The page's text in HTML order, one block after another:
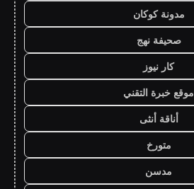
مدونة كوكان
صحيفة نهج
كار نيوز
موقع خبرة التقني
أناقة أنثى
متورخ
مدسن